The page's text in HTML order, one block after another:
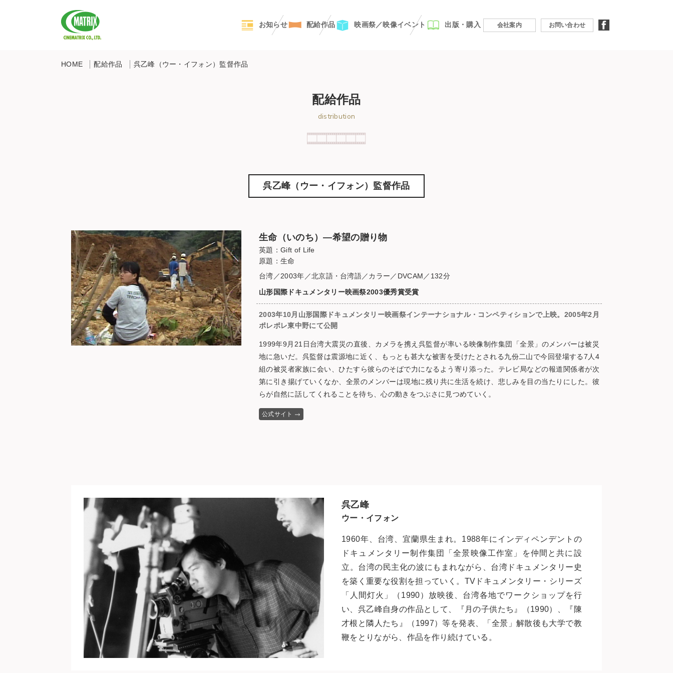
お知らせ 配給作品 映画祭／映像イベント 出版・購入 会社案内 お問い合わせ
HOME 配給作品 呉乙峰（ウー・イフォン）監督作品
配給作品
distribution
呉乙峰（ウー・イフォン）監督作品
生命（いのち）—希望の贈り物
英題：Gift of Life
原題：生命
台湾／2003年／北京語・台湾語／カラー／DVCAM／132分
山形国際ドキュメンタリー映画祭2003優秀賞受賞
2003年10月山形国際ドキュメンタリー映画祭インテーナショナル・コンペティションで上映。2005年2月
ポレポレ東中野にて公開
1999年9月21日台湾大震災の直後、カメラを携え呉監督が率いる映像制作集団「全景」のメンバーは被災
地に急いだ。呉監督は震源地に近く、もっとも甚大な被害を受けたとされる九份二山で今回登場する7人4
組の被災者家族に会い、ひたすら彼らのそばで力になるよう寄り添った。テレビ局などの報道関係者が次
第に引き揚げていくなか、全景のメンバーは現地に残り共に生活を続け、悲しみを目の当たりにした。彼
らが自然に話してくれることを待ち、心の動きをつぶさに見つめていく。
公式サイト
呉乙峰
ウー・イフォン
1960年、台湾、宜蘭県生まれ。1988年にインディペンデントの
ドキュメンタリー制作集団「全景映像工作室」を仲間と共に設
立。台湾の民主化の波にもまれながら、台湾ドキュメンタリー史
を築く重要な役割を担っていく。TVドキュメンタリー・シリーズ
「人間灯火」（1990）放映後、台湾各地でワークショップを行
い、呉乙峰自身の作品として、『月の子供たち』（1990）、『陳
才根と隣人たち』（1997）等を発表、「全景」解散後も大学で教
鞭をとりながら、作品を作り続けている。